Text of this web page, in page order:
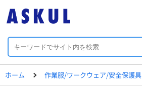
ホーム 作業服/ワークウェア/安全保護具